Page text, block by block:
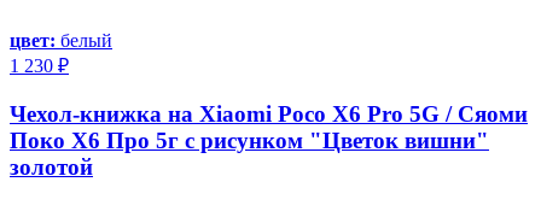
цвет: белый
1 230 ₽
Чехол-книжка на Xiaomi Poco X6 Pro 5G / Сяоми
Поко Х6 Про 5г с рисунком "Цветок вишни"
золотой